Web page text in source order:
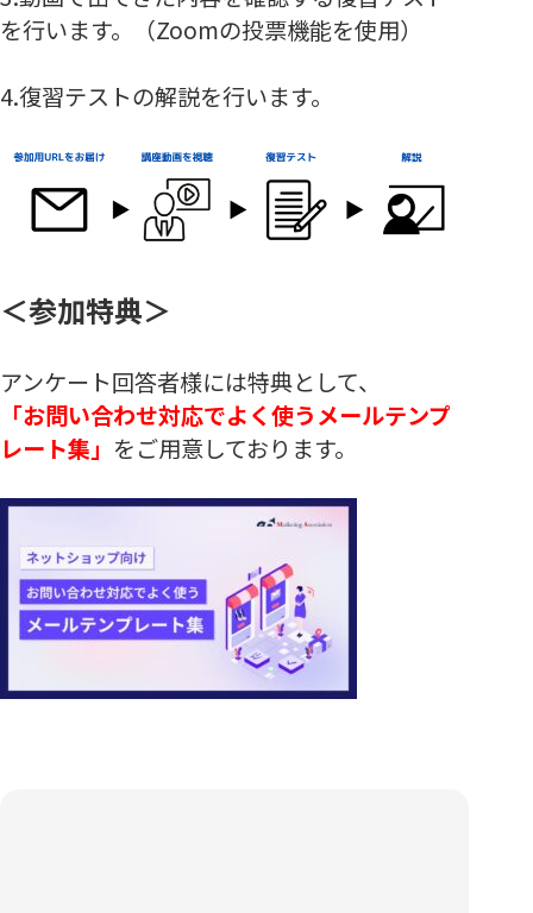
を行います。（Zoomの投票機能を使用）
4.復習テストの解説を行います。
＜参加特典＞
アンケート回答者様には特典として、
「お問い合わせ対応でよく使うメールテンプ
レート集」 をご用意しております。